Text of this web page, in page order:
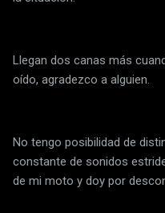
Llegan dos canas más
oído, agradezco a alguien.
No tengo posibilidad de
constante de sonidos
de mi moto y doy por